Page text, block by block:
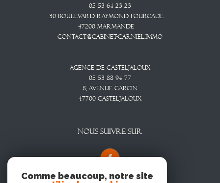
05 53 64 23 23
30 Boulevard Raymond Fourcade
47200
Marmande
contact@cabinet-carniel.immo
Agence De Casteljaloux
05 53 88 94 77
8, Avenue CARCIN
47700
CASTELJALOUX
NOUS SUIVRE SUR
Comme beaucoup, notre site